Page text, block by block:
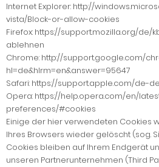
Internet Explorer: http://
vista/Block-or-allow-cookies
Firefox: https://support.mozilla.org/
ablehnen
Chrome: http://support.google.com/
hl=de&hlrm=en&answer=95647
Safari: https://support.apple.com/de-
Opera: https://help.opera.com/en/
preferences/#cookies
Einige der hier verwendeten Cookies
Ihres Browsers wieder gelöscht (sog.
Cookies bleiben auf Ihrem Endgerät
unseren Partnerunternehmen (Third